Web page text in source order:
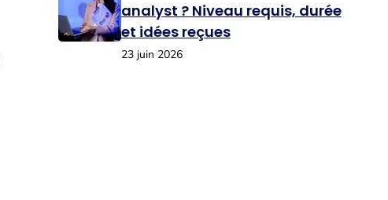
analyst ? Niveau requis, durée
et idées reçues
23 juin 2026